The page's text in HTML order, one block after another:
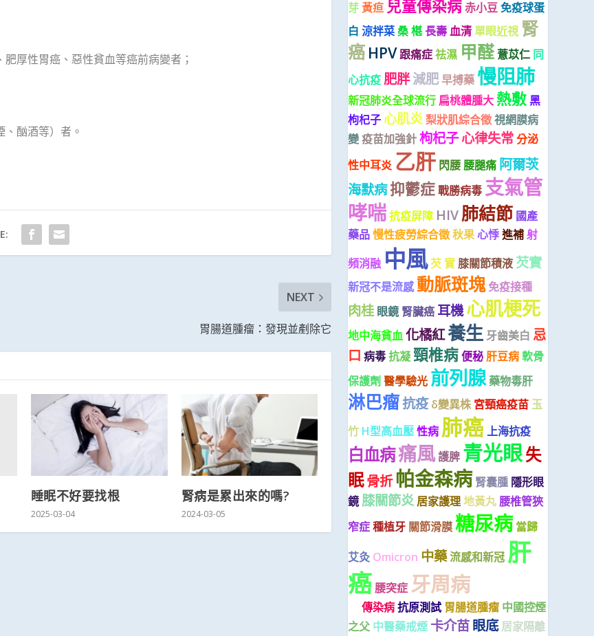
厚性胃癌、惡性貧血等癌前病變者；
酗酒等）者。
NEXT
胃腸道腫瘤：發現並剷除它
睡眠不好要找根
2025-03-04
腎病是累出來的嗎?
2024-03-05
芽黃疸 兒童傳染病赤小豆免疫球蛋
白 涼拌菜桑 椹長壽血清 單眼近視 腎
癌 HPV跟痛症祛濕 甲醛薏苡仁 同
心抗疫 肥胖減肥早搏藥慢阻肺
新冠肺炎全球流行 扁桃體腫大熱敷黑
枸杞子心肌炎梨狀肌綜合徵視網膜病
變疫苗加強針枸杞子心律失常分泌
性中耳炎 乙肝 閃腰腰腿痛 阿爾茨
海默病抑鬱症戰勝病毒支氣管
哮喘抗疫屏障 HIV肺結節 國產
藥品慢性疲勞綜合徵秋果心悸進補射
頻消融 中風 芡 實 膝關節積液 芡實
新冠不是流感 動脈斑塊免疫接種
肉桂 眼鏡 腎臟癌 耳機心肌梗死
地中海貧血化橘紅養生 牙齒美白 忌
口 病毒抗凝頸椎病便秘 肝豆病軟骨
保護劑 醫學驗光 前列腺 藥物毒肝
淋巴瘤抗疫 δ變異株 宮頸癌疫苗 玉
竹 H型高血壓性病 肺癌上海抗疫
白血病痛風護脾 青光眼失
眠骨折帕金森病 腎囊腫 隱形眼
鏡 膝關節炎 居家護理地黃丸 腰椎管狹
窄症種植牙 關節滑膜糖尿病 當歸
艾灸 Omicron 中藥流感和新冠 肝
癌 腰突症 牙周病
傳染病抗原測試 胃腸道腫瘤 中國控煙
之父 中醫藥戒煙 卡介苗眼底 居家隔離